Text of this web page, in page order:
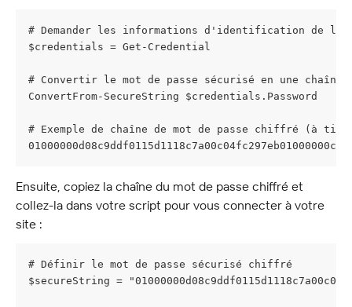
# Demander les informations d'identification de
$credentials = Get-Credential
# Convertir le mot de passe sécurisé en une chaîne
ConvertFrom-SecureString $credentials.Password
# Exemple de chaîne de mot de passe chiffré (à
Ensuite, copiez la chaîne du mot de passe chiffré et
collez-la dans votre script pour vous connecter à votre
site :
# Définir le mot de passe sécurisé chiffré
$secureString =